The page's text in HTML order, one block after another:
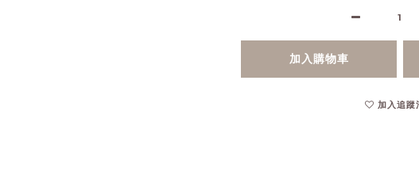
加入購物車
加入追蹤